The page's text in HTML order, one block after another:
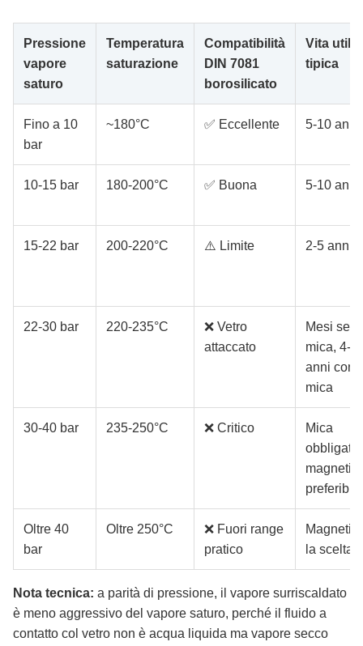
Pressione
vapore
saturo
Temperatura
saturazione
Compatibilità
DIN 7081
borosilicato
Vita utile
tipica
Fino a 10
bar
~180°C ✅ Eccellente 5-10 anni
10-15 bar 180-200°C ✅ Buona 5-10 anni
15-22 bar 200-220°C ⚠️ Limite 2-5 anni
22-30 bar 220-235°C
❌ Vetro
attaccato
Mesi
mica, 4-8
anni con
mica
30-40 bar 235-250°C ❌ Critico
Mica
preferibile
Oltre 40
bar
Oltre 250°C
❌ Fuori range
pratico
la scelta
Nota tecnica: a parità di pressione, il vapore surriscaldato
è meno aggressivo del vapore saturo, perché il fluido a
contatto col vetro non è acqua liquida ma vapore secco